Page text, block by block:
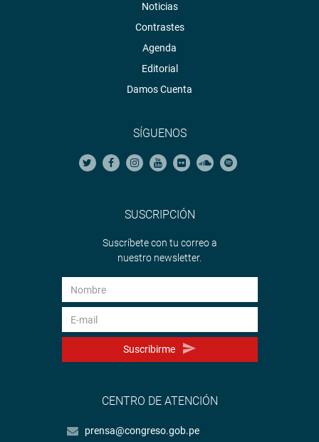
Noticias
Contrastes
Agenda
Editorial
Damos Cuenta
SÍGUENOS
SUSCRIPCIÓN
Suscríbete con tu correo a
nuestro newsletter.
Suscribirme
CENTRO DE ATENCIÓN
prensa@congreso.gob.pe